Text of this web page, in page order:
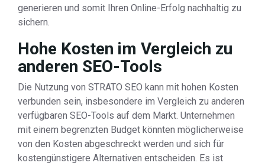
generieren und somit Ihren Online-Erfolg nachhaltig zu
sichern.
Hohe Kosten im Vergleich zu
anderen SEO-Tools
Die Nutzung von STRATO SEO kann mit hohen Kosten
verbunden sein, insbesondere im Vergleich zu anderen
verfügbaren SEO-Tools auf dem Markt. Unternehmen
mit einem begrenzten Budget könnten möglicherweise
von den Kosten abgeschreckt werden und sich für
kostengünstigere Alternativen entscheiden. Es ist